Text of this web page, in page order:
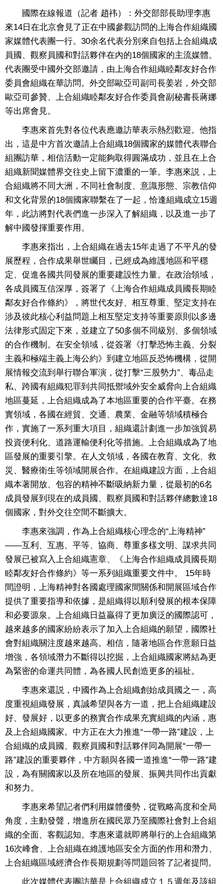
國際在線報道（記者 趙祎）：外交部部長助理李惠
來14日在北京會見了正在中國參觀訪問的上海合作組織國
家媒體代表團一行。30余名代表分別來自包括上合組織成
員國、觀察員國和對話夥伴在內的18個國家的主流媒體。
代表團受中國外交部邀請，由上海合作組織睦鄰友好合作
委員會組織在華訪問。外交部歐亞司副司長姜岩，外交部
歐亞司參贊、上合組織睦鄰友好合作委員會副秘書長蔣娜
等出席會見。
李惠來首先對各位代表應邀訪華表示熱烈歡迎。他指
出，這是中方首次邀請上合組織18個國家的媒體代表聯合
組團訪華，相信活動一定能夠取得圓滿成功，並且在上合
組織新聞媒體界交往史上留下濃重的一筆。李惠來説，上
合組織將不同大洲，不同社會制度、意識形態、宗教信仰
和文化背景的18個國家聯繫在了一起，恰逢組織成立15週
年，此訪將對代表們進一步深入了解組織，以及進一步了
解中國發揮重要作用。
李惠來指出，上合組織在過去15年走過了不平凡的發
展歷程，合作成果舉世矚目，已經成為維護地區和平穩
定、促進各國共同發展的重要建設性力量。在政治領域，
各成員國互信深厚，簽署了《上海合作組織成員國長期睦
鄰友好合作條約》，將世代友好、相互尊重、堅定支持在
涉及彼此核心利益問題上相互堅定支持等重要原則以多邊
法律形式固定下來，並建立了50多個不同級別、多個領域
的合作機制。在安全領域，從簽署《打擊恐怖主義、分裂
主義和極端主義上海公約》到建立地區反恐怖機構，從開
展情報交流到舉行聯合軍演，從打擊“三股勢力”、毒品走
私、跨國有組織犯罪到共同抵禦域外安全威脅向上合組織
地區蔓延，上合組織成為了本地區重要的合作平臺。在務
實領域，各國在經貿、交通、農業、金融等領域積極合
作，實施了一系列重大項目，組織還計劃進一步加強貿易
投資便利化、道路運輸便利化等措施。上合組織成為了地
區發展的重要引擎。在人文領域，各國在教育、文化、救
災、醫療衛生等領域開展合作。在組織建設方面，上合組
織本著開放、包容的精神不斷吸納新力量，從最初的6名
成員發展到現在的成員國、觀察員國和對話夥伴總數達18
個國家，對外交往空間不斷擴大。
李惠來強調，作為上合組織核心理念的“上海精神”
——互利、互惠、平等、協商、尊重多樣文明、謀求共同
發展已被寫入上合組織憲章、《上海合作組織成員國長期
睦鄰友好合作條約》等一系列組織重要文件中。 15年時
間證明，上海精神對各國處理國家間關係和開展區域合作
提供了重要指導和依據，是組織得以順利發展的根本保障
和必要源泉。上合組織日益贏得了更加廣泛的國際認可，
越來越多的國家紛紛表示了加入上合組織的願望，國際社
會對組織關注度越來越高。相信，隨著地區合作意願日益
增強，各領域潛力不斷得以挖掘，上合組織國家將結為更
為緊密的命運共同體，為各國人民創造更多的福祉。
李惠來還説，中國作為上合組織創始成員國之一，高
度重視組織發展，真誠希望與各方一道，把上合組織建設
好、發展好，以更多的務實合作成果充實組織的內涵，惠
及上合組織國家。中方正在大力推進“一帶一路”建設，上
合組織的成員國、觀察員國和對話夥伴同為開展“一帶一
路”建設的重要夥伴，中方願與各國一道推進“一帶一路”建
設，為有關國家以及所在地區的發展、振興共同作出貢獻
和努力。
李惠來希望記者們利用媒體優勢，從戰略高度和全局
角度，主動發聲，增進所在國民眾乃至國際社會對上合組
織的全面、客觀認知。李惠來還就即將舉行的上合組織第
16次峰會、上合組織在維護地區安全方面的作用和潛力、
上合組織區域經濟合作長期規劃等問題回答了記者提問。
此次媒體代表團訪華是上合組織成立１５週年及該組